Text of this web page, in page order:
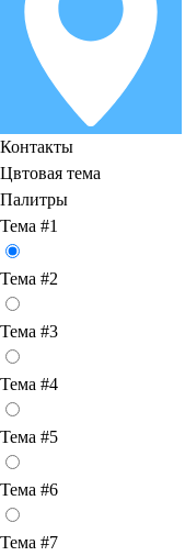
Контакты
Цвтовая тема
Палитры
Тема #1
Тема #2
Тема #3
Тема #4
Тема #5
Тема #6
Тема #7